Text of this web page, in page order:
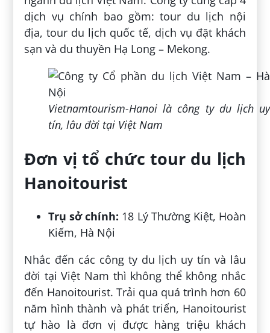
dịch vụ chính bao gồm: tour du lịch nội
địa, tour du lịch quốc tế, dịch vụ đặt khách
sạn và du thuyền Hạ Long – Mekong.
Vietnamtourism-Hanoi là công ty du lịch uy
tín, lâu đời tại Việt Nam
Đơn vị tổ chức tour du lịch
Hanoitourist
Trụ sở chính: 18 Lý Thường Kiệt, Hoàn
Kiếm, Hà Nội
Nhắc đến các công ty du lịch uy tín và lâu
đời tại Việt Nam thì không thể không nhắc
đến Hanoitourist. Trải qua quá trình hơn 60
năm hình thành và phát triển, Hanoitourist
tự hào là đơn vị được hàng triệu khách